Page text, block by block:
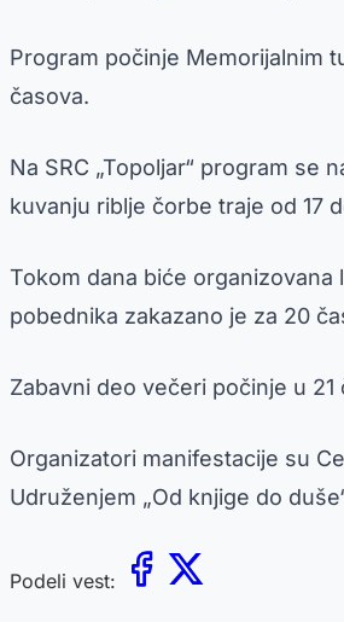
Program počinje Memorijalnim
časova.
Na SRC „Topoljar“ program se
kuvanju riblje čorbe traje od 17
Tokom dana biće
pobednika zakazano je za 20
Zabavni deo večeri počinje u
Organizatori manifestacije su
Udruženjem „Od knjige do
Podeli vest: